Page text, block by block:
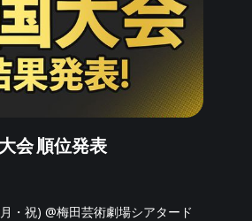
大会 順位発表
・祝) @梅田芸術劇場シアタード